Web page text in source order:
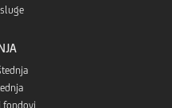
fondovi